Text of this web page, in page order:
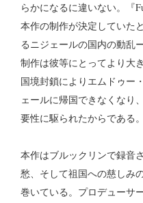
らかになるに違いない。『
本作の制作が決定していた
るニジェールの国内の動乱
制作は彼等にとってより大
国境封鎖によりエムドゥー
ェールに帰国できなくなり
要性に駆られたからである。
本作はブルックリンで録音
愁、そして祖国への慈しみ
巻いている。プロデューサ